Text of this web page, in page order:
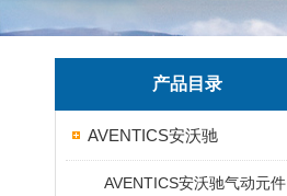
产品目录
AVENTICS安沃驰
AVENTICS安沃驰气动元件